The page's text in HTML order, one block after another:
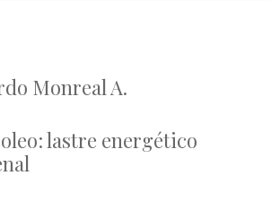
Monreal A.
lastre energético